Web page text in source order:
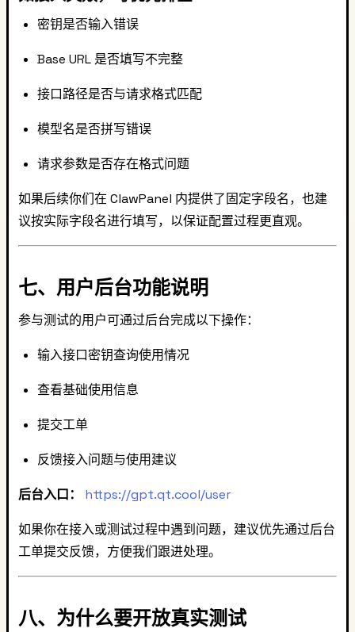
密钥是否输入错误
Base URL 是否填写不完整
接口路径是否与请求格式匹配
模型名是否拼写错误
请求参数是否存在格式问题
如果后续你们在 ClawPanel 内提供了固定字段名，也建
议按实际字段名进行填写，以保证配置过程更直观。
七、用户后台功能说明
参与测试的用户可通过后台完成以下操作：
输入接口密钥查询使用情况
查看基础使用信息
提交工单
反馈接入问题与使用建议
后台入口： https://gpt.qt.cool/user
如果你在接入或测试过程中遇到问题，建议优先通过后台
工单提交反馈，方便我们跟进处理。
八、为什么要开放真实测试